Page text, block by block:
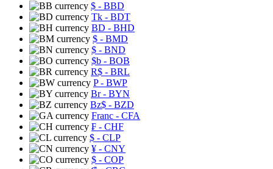
$ - BBD
Tk - BDT
BD - BHD
$ - BMD
$ - BND
$b - BOB
R$ - BRL
P- BWP
Br- BYN
Bz$ - BZD
Franc - CFA
₣ - CHF
$ - CLP
¥ - CNY
$ - COP